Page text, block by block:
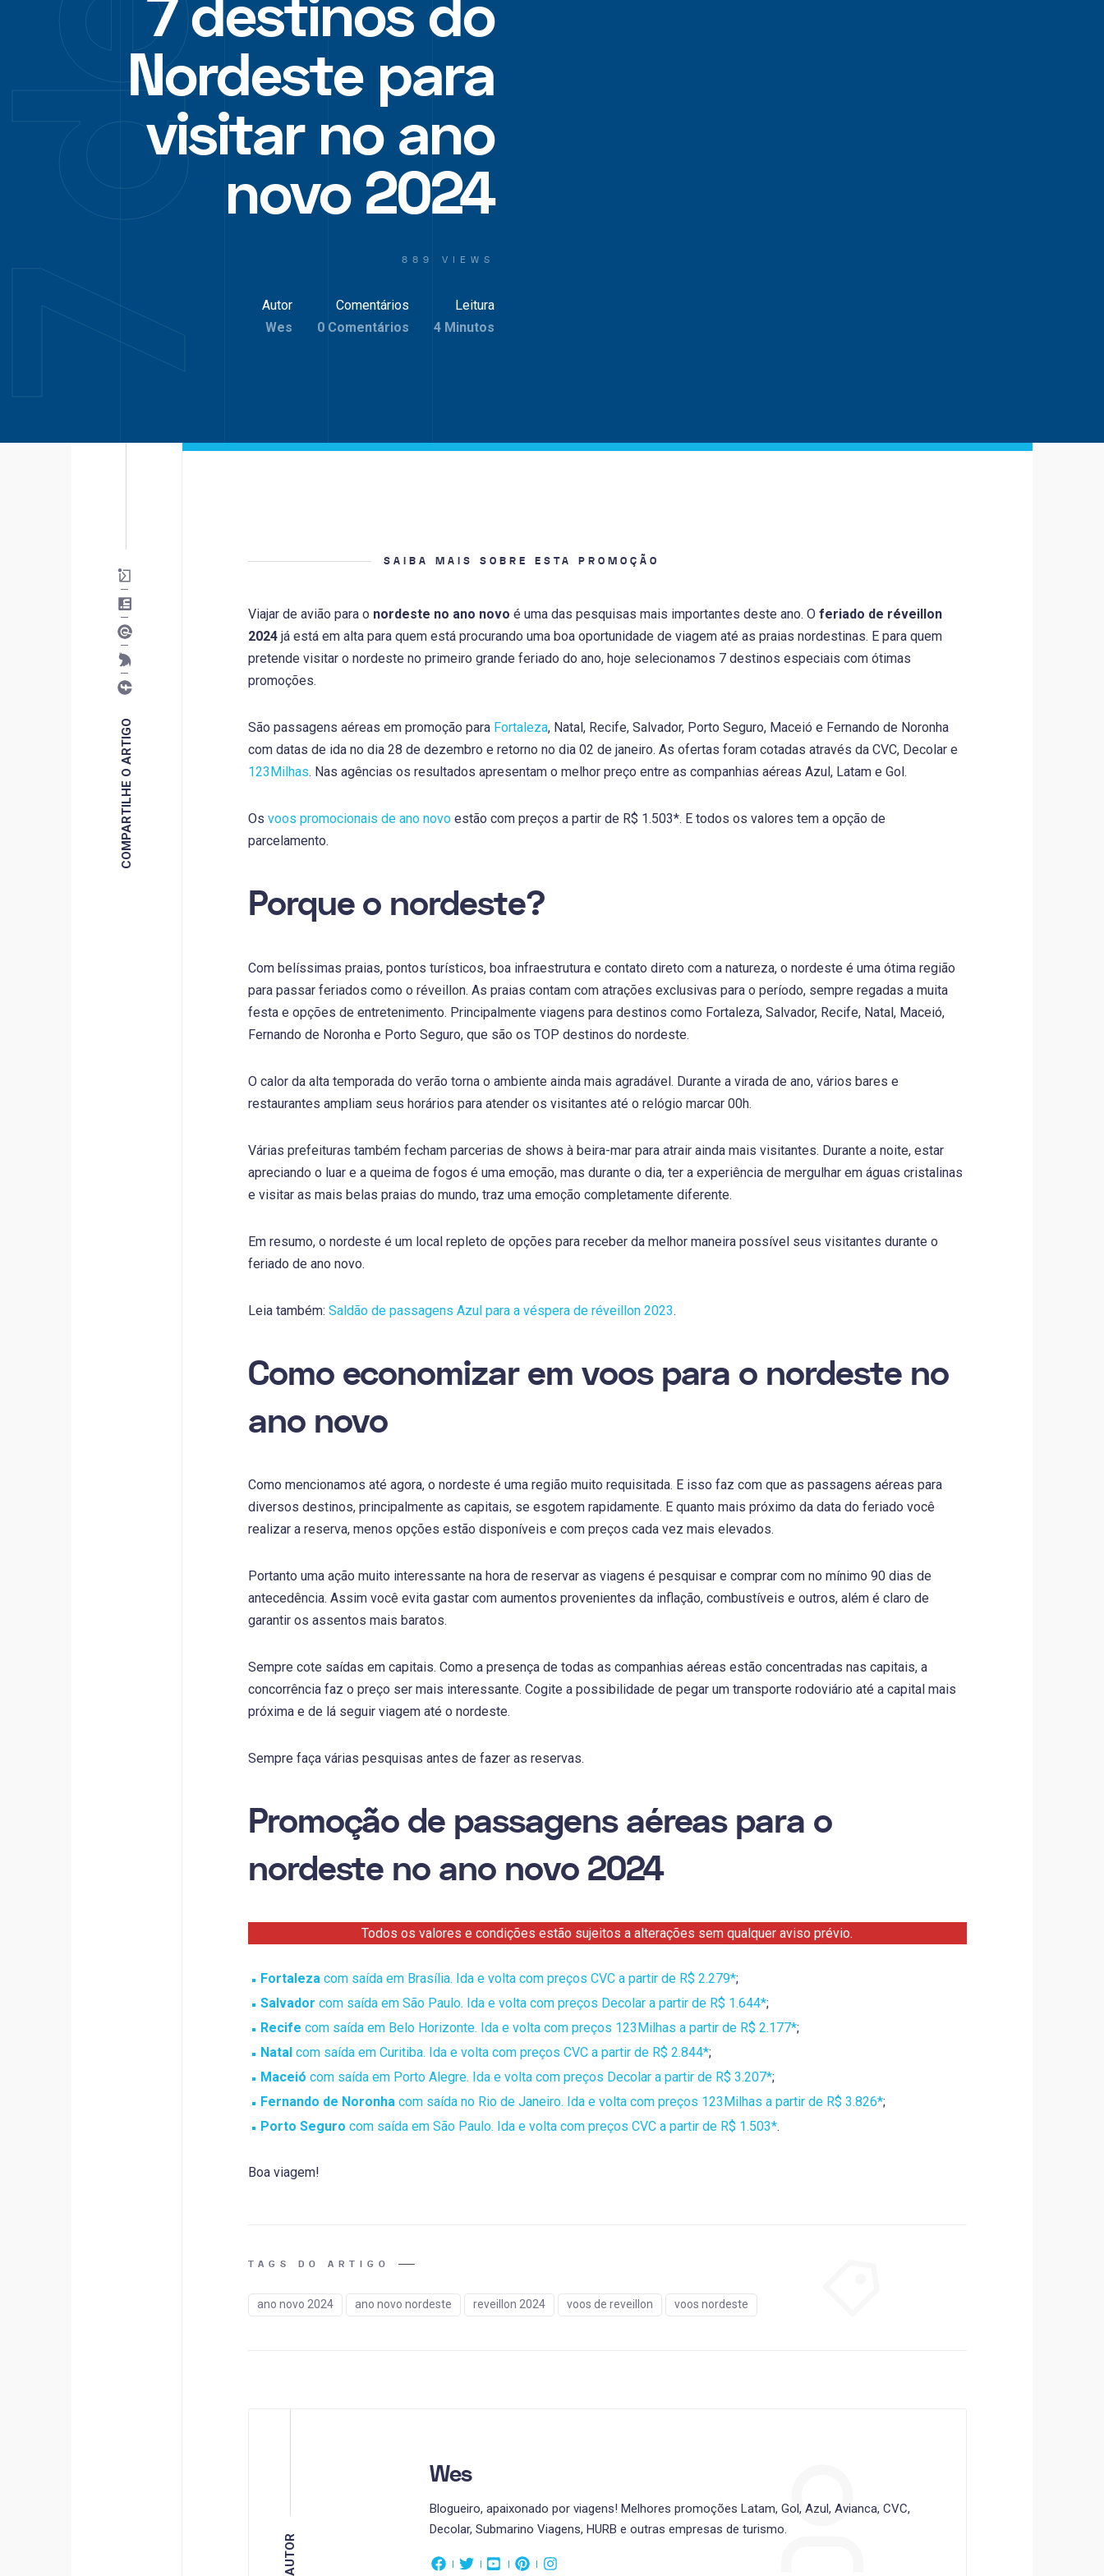
7 destinos do
Nordeste para
visitar no ano
novo 2024
889 VIEWS
Autor
Wes
Comentários
0 Comentários
Leitura
4 Minutos
COMPARTILHE O ARTIGO
SAIBA MAIS SOBRE ESTA PROMOÇÃO
Viajar de avião para o nordeste no ano novo é uma das pesquisas mais importantes deste ano. O feriado de réveillon
2024já está em alta para quem está procurando uma boa oportunidade de viagem até as praias nordestinas. E para quem
pretende visitar o nordeste no primeiro grande feriado do ano, hoje selecionamos 7 destinos especiais com ótimas
promoções.
São passagens aéreas em promoção para Fortaleza, Natal, Recife, Salvador, Porto Seguro, Maceió e Fernando de Noronha
com datas de ida no dia 28 de dezembro e retorno no dia 02 de janeiro. As ofertas foram cotadas através da CVC, Decolar e
123Milhas. Nas agências os resultados apresentam o melhor preço entre as companhias aéreas Azul, Latam e Gol.
Os voos promocionais de ano novoestão com preços a partir de R$ 1.503*. E todos os valores tem a opção de
parcelamento.
Porque o nordeste?
Com belíssimas praias, pontos turísticos, boa infraestrutura e contato direto com a natureza, o nordeste é uma ótima região
para passar feriados como o réveillon. As praias contam com atrações exclusivas para o período, sempre regadas a muita
festa e opções de entretenimento. Principalmente viagens para destinos como Fortaleza, Salvador, Recife, Natal, Maceió,
Fernando de Noronha e Porto Seguro, que são os TOP destinos do nordeste.
O calor da alta temporada do verão torna o ambiente ainda mais agradável. Durante a virada de ano, vários bares e
restaurantes ampliam seus horários para atender os visitantes até o relógio marcar 00h.
Várias prefeituras também fecham parcerias de shows à beira-mar para atrair ainda mais visitantes. Durante a noite, estar
apreciando o luar e a queima de fogos é uma emoção, mas durante o dia, ter a experiência de mergulhar em águas cristalinas
e visitar as mais belas praias do mundo, traz uma emoção completamente diferente.
Em resumo, o nordeste é um local repleto de opções para receber da melhor maneira possível seus visitantes durante o
feriado de ano novo.
Leia também: Saldão de passagens Azul para a véspera de réveillon 2023.
Como economizar em voos para o nordeste no
ano novo
Como mencionamos até agora, o nordeste é uma região muito requisitada. E isso faz com que as passagens aéreas para
diversos destinos, principalmente as capitais, se esgotem rapidamente. E quanto mais próximo da data do feriado você
realizar a reserva, menos opções estão disponíveis e com preços cada vez mais elevados.
Portanto uma ação muito interessante na hora de reservar as viagens é pesquisar e comprar com no mínimo 90 dias de
antecedência. Assim você evita gastar com aumentos provenientes da inflação, combustíveis e outros, além é claro de
garantir os assentos mais baratos.
Sempre cote saídas em capitais. Como a presença de todas as companhias aéreas estão concentradas nas capitais, a
concorrência faz o preço ser mais interessante. Cogite a possibilidade de pegar um transporte rodoviário até a capital mais
próxima e de lá seguir viagem até o nordeste.
Sempre faça várias pesquisas antes de fazer as reservas.
Promoção de passagens aéreas para o
nordeste no ano novo 2024
Todos os valores e condições estão sujeitos a alterações sem qualquer aviso prévio.
Fortalezacom saída em Brasília. Ida e volta com preços CVC a partir de R$ 2.279*;
Salvador com saída em São Paulo. Ida e volta com preços Decolar a partir de R$ 1.644*;
Recife com saída em Belo Horizonte. Ida e volta com preços 123Milhas a partir de R$ 2.177*;
Natal com saída em Curitiba. Ida e volta com preços CVC a partir de R$ 2.844*;
Maceió com saída em Porto Alegre. Ida e volta com preços Decolar a partir de R$ 3.207*;
Fernando de Noronhacom saída no Rio de Janeiro. Ida e volta com preços 123Milhas a partir de R$ 3.826*;
Porto Seguro com saída em São Paulo. Ida e volta com preços CVC a partir de R$ 1.503*.
Boa viagem!
TAGS DO ARTIGO
ano novo 2024 ano novo nordeste reveillon 2024 voos de reveillon voos nordeste
AUTOR
Wes
Blogueiro, apaixonado por viagens! Melhores promoções Latam, Gol, Azul, Avianca, CVC,
Decolar, Submarino Viagens, HURB e outras empresas de turismo.